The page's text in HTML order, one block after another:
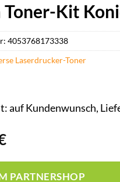
Toner-Kit
auf Kundenwunsch,
PARTNERSHOP
4053768173338
Laserdrucker-Toner